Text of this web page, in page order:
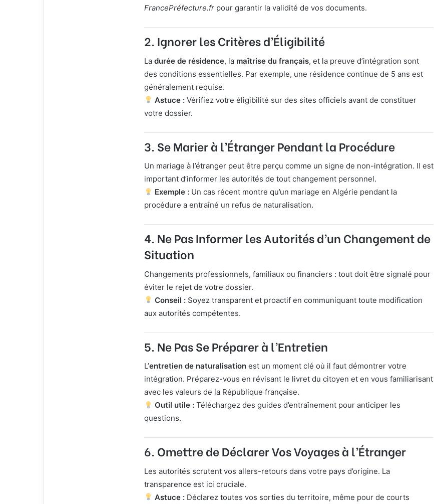
FrancePréfecture.fr pour garantir la validité de vos documents.
2. Ignorer les Critères d’Éligibilité
La durée de résidence, la maîtrise du français, et la preuve d’intégration sont
des conditions essentielles. Par exemple, une résidence continue de 5 ans est
généralement requise.
Astuce : Vérifiez votre éligibilité sur des sites officiels avant de constituer
votre dossier.
3. Se Marier à l’Étranger Pendant la Procédure
Un mariage à l’étranger peut être perçu comme un signe de non-intégration. Il est
important d’informer les autorités de tout changement personnel.
Exemple : Un cas récent montre qu’un mariage en Algérie pendant la
procédure a entraîné un refus de naturalisation.
4. Ne Pas Informer les Autorités d’un Changement de
Situation
Changements professionnels, familiaux ou financiers : tout doit être signalé pour
éviter le rejet de votre dossier.
Conseil : Soyez transparent et proactif en communiquant toute modification
aux autorités compétentes.
5. Ne Pas Se Préparer à l’Entretien
L’entretien de naturalisation est un moment clé où il faut démontrer votre
intégration. Préparez-vous en révisant le livret du citoyen et en vous familiarisant
avec les valeurs de la République française.
Outil utile : Téléchargez des guides d’entraînement pour anticiper les
questions.
6. Omettre de Déclarer Vos Voyages à l’Étranger
Les autorités scrutent vos allers-retours dans votre pays d’origine. La
transparence est ici cruciale.
Astuce : Déclarez toutes vos sorties du territoire, même pour de courts